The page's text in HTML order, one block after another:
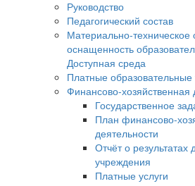
Руководство
Педагогический состав
Материально-техническое
оснащенность
Доступная среда
Платные образовательные
Финансово-хозяйственная
Государственное
План финансово-
деятельности
Отчёт о результатах
учреждения
Платные услуги